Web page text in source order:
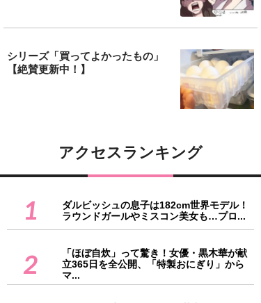
シリーズ「買ってよかったもの」
【絶賛更新中！】
アクセスランキング
1
ダルビッシュの息子は182cm世界モデル！
ラウンドガールやミスコン美女も…プロ...
2
「ほぼ自炊」って驚き！女優・黒木華が献
立365日を全公開、「特製おにぎり」から
マ...